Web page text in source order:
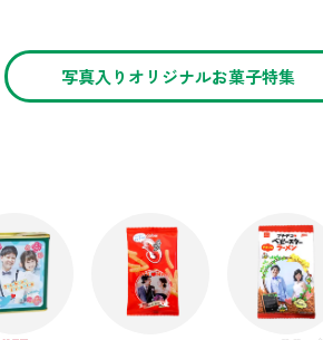
写真入りオリジナルお菓子特集